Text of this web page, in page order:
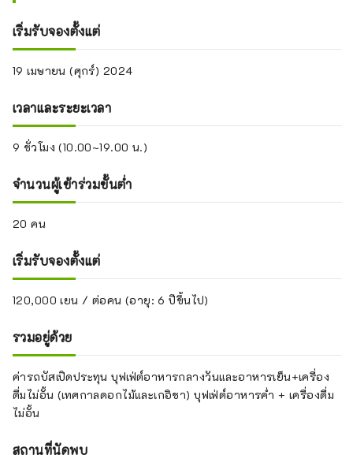
เริ่มรับจองตั้งแต่
19 เมษายน (ศุกร์) 2024
เวลาและระยะเวลา
9 ชั่วโมง (10.00~19.00 น.)
จำนวนผู้เข้าร่วมขั้นต่ำ
20 คน
เริ่มรับจองตั้งแต่
120,000 เยน / ต่อคน (อายุ: 6 ปีขึ้นไป)
รวมอยู่ด้วย
ค่ารถบัสเปิดประทุน บุฟเฟ่ต์อาหารกลางวันและอาหารเย็น+เครื่อง
ดื่มไม่อั้น (เทศกาลดอกไม้และเกอิชา) บุฟเฟ่ต์อาหารค่ำ + เครื่องดื่ม
ไม่อั้น
สถานที่นัดพบ